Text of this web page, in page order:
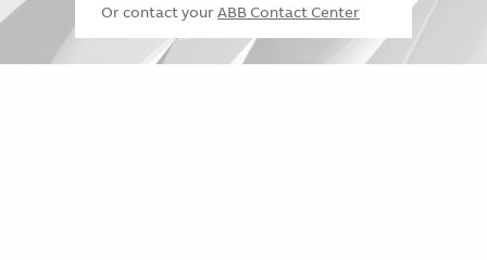
Or contact your ABB Contact Center